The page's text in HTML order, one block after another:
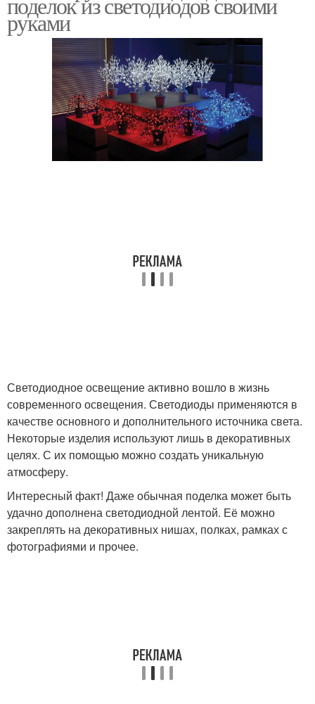
руками
Светодиодное освещение активно вошло в жизнь
современного освещения. Светодиоды применяются в
качестве основного и дополнительного источника света.
Некоторые изделия используют лишь в декоративных
целях. С их помощью можно создать уникальную
атмосферу.
Интересный факт! Даже обычная поделка может быть
удачно дополнена светодиодной лентой. Её можно
закреплять на декоративных нишах, полках, рамках с
фотографиями и прочее.